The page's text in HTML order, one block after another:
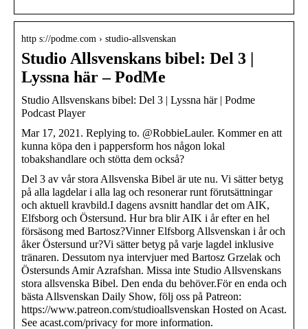
http s://podme.com › studio-allsvenskan
Studio Allsvenskans bibel: Del 3 |
Lyssna här – PodMe
Studio Allsvenskans bibel: Del 3 | Lyssna här | Podme
Podcast Player
Mar 17, 2021. Replying to. @RobbieLauler. Kommer en att
kunna köpa den i pappersform hos någon lokal
tobakshandlare och stötta dem också?
Del 3 av vår stora Allsvenska Bibel är ute nu. Vi sätter betyg
på alla lagdelar i alla lag och resonerar runt förutsättningar
och aktuell kravbild.I dagens avsnitt handlar det om AIK,
Elfsborg och Östersund. Hur bra blir AIK i år efter en hel
försäsong med Bartosz?Vinner Elfsborg Allsvenskan i år och
åker Östersund ur?Vi sätter betyg på varje lagdel inklusive
tränaren. Dessutom nya intervjuer med Bartosz Grzelak och
Östersunds Amir Azrafshan. Missa inte Studio Allsvenskans
stora allsvenska Bibel. Den enda du behöver.För en enda och
bästa Allsvenskan Daily Show, följ oss på Patreon:
https://www.patreon.com/studioallsvenskan Hosted on Acast.
See acast.com/privacy for more information.